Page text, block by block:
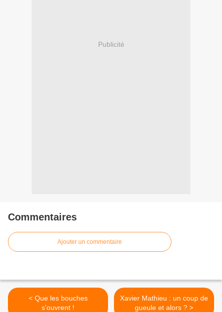
Publicité
Commentaires
Ajouter un commentaire
< Que les bouches
s'ouvrent !
Xavier Mathieu : un coup de
gueule et alors ? >